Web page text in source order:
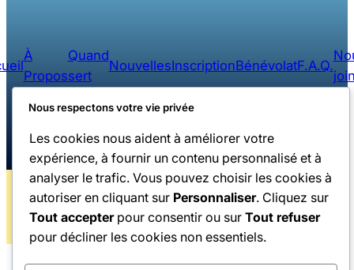
À
Propos
Quand
sert
NouvellesInscriptionBénévolatF.A.Q.
Facebook
Instagram
YouTube
Conditions
d’utilisattion
Mentions
légales
|
Tous droits réservés Frappe Dedans La
Vie © 2026 | Propulsé parMusipix.com
Nous respectons votre vie privée
Les cookies nous aident à améliorer votre
expérience, à fournir un contenu personnalisé et à
analyser le trafic. Vous pouvez choisir les cookies à
autoriser en cliquant sur Personnaliser. Cliquez sur
Tout accepterpour consentir ou sur Tout refuser
pour décliner les cookies non essentiels.